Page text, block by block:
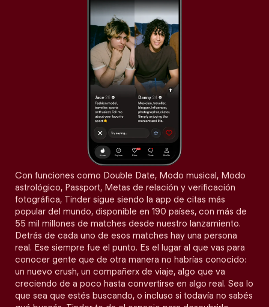
Con funciones como Double Date, Modo musical, Modo
astrológico, Passport, Metas de relación y verificación
fotográfica, Tinder sigue siendo la app de citas más
popular del mundo, disponible en 190 países, con más de
55 mil millones de matches desde nuestro lanzamiento.
Detrás de cada uno de esos matches hay una persona
real. Ese siempre fue el punto. Es el lugar al que vas para
conocer gente que de otra manera no habrías conocido:
un nuevo crush, un compañerx de viaje, algo que va
creciendo de a poco hasta convertirse en algo real. Sea lo
que sea que estés buscando, o incluso si todavía no sabés